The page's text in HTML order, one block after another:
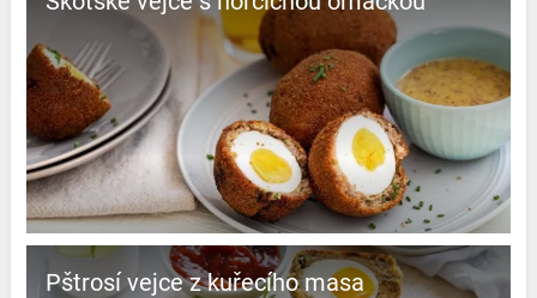
Pštrosí vejce z kuřecího masa